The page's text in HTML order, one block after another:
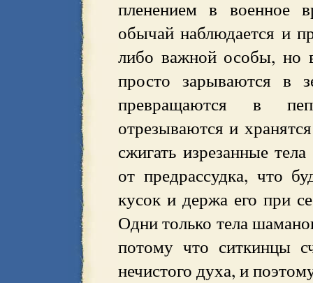
пленением в военное
обычай наблюдается и
либо важной особы, но
просто зарываются в
превращаются в
отрезываются и
сжигать изрезанные
от предрассудка, что
кусок и держа его при
Одни только тела
потому что ситкинцы
нечистого духа, и